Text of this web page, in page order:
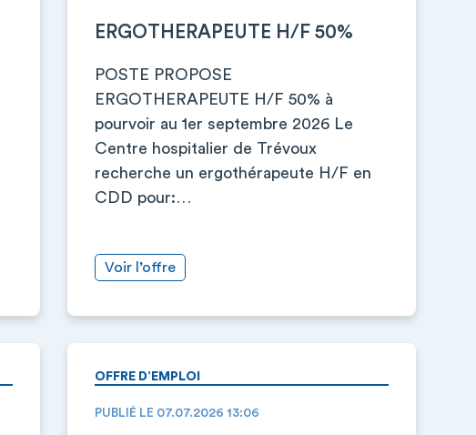
ERGOTHERAPEUTE H/F 50%
POSTE PROPOSE
ERGOTHERAPEUTE H/F 50% à
pourvoir au 1er septembre 2026 Le
Centre hospitalier de Trévoux
recherche un ergothérapeute H/F en
CDD pour:…
Voir l’offre
OFFRE D’EMPLOI
PUBLIÉ LE 07.07.2026 13:06